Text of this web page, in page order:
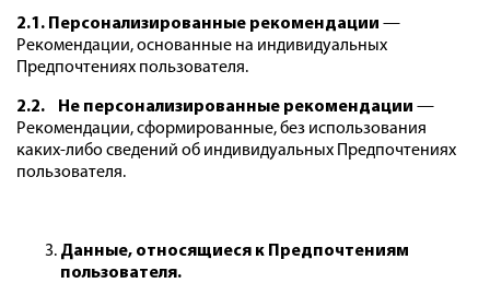
2.1. Персонализированные рекомендации —
Рекомендации, основанные на индивидуальных
Предпочтениях пользователя.
2.2. Не персонализированные рекомендации —
Рекомендации, сформированные, без использования
каких-либо сведений об индивидуальных Предпочтениях
пользователя.
Данные, относящиеся к Предпочтениям
пользователя.